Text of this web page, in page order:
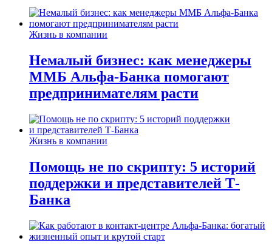
Жизнь в компании
Немалый бизнес: как менеджеры
ММБ Альфа-Банка помогают
предпринимателям расти
Жизнь в компании
Помощь не по скрипту: 5 историй
поддержки и представителей Т-
Банка